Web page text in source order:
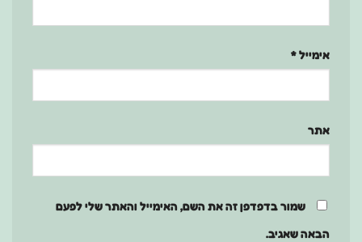
אימייל*
אתר
שמור בדפדפן זה את השם, האימייל והאתר שלי לפעם
הבאה שאגיב.